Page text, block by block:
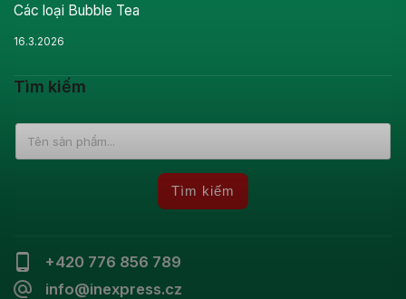
+420 776 856 789
info@inexpress.cz
Các loại Bubble Tea
16.3.2026
Tìm kiếm
Tìm kiếm